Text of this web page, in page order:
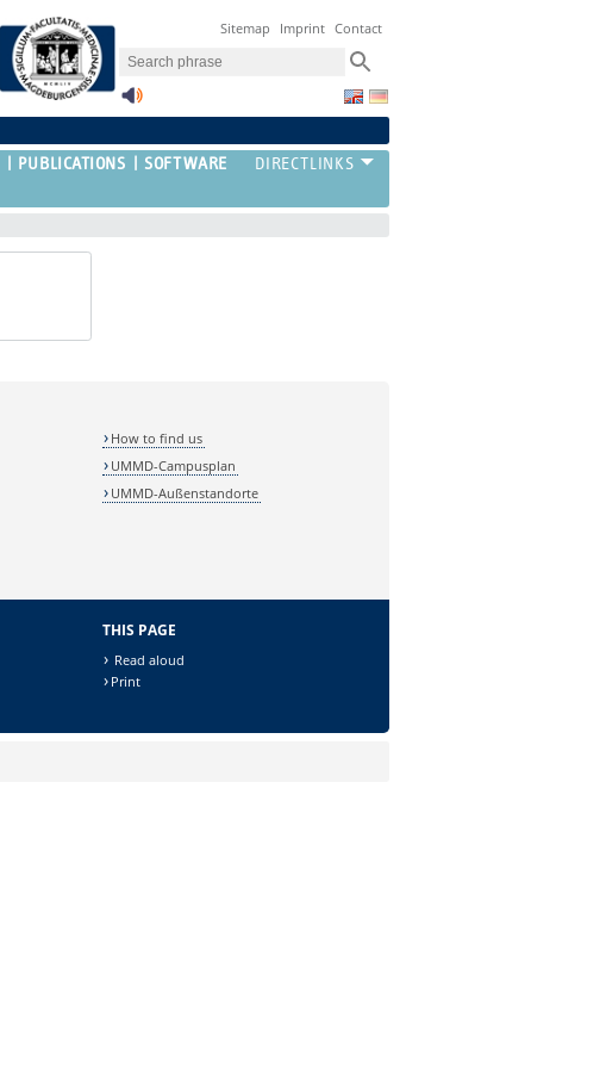
Sitemap Imprint Contact
PUBLICATIONS
SOFTWARE
How to find us
UMMD-Campusplan
UMMD-Außenstandorte
THIS PAGE
Read aloud
Print